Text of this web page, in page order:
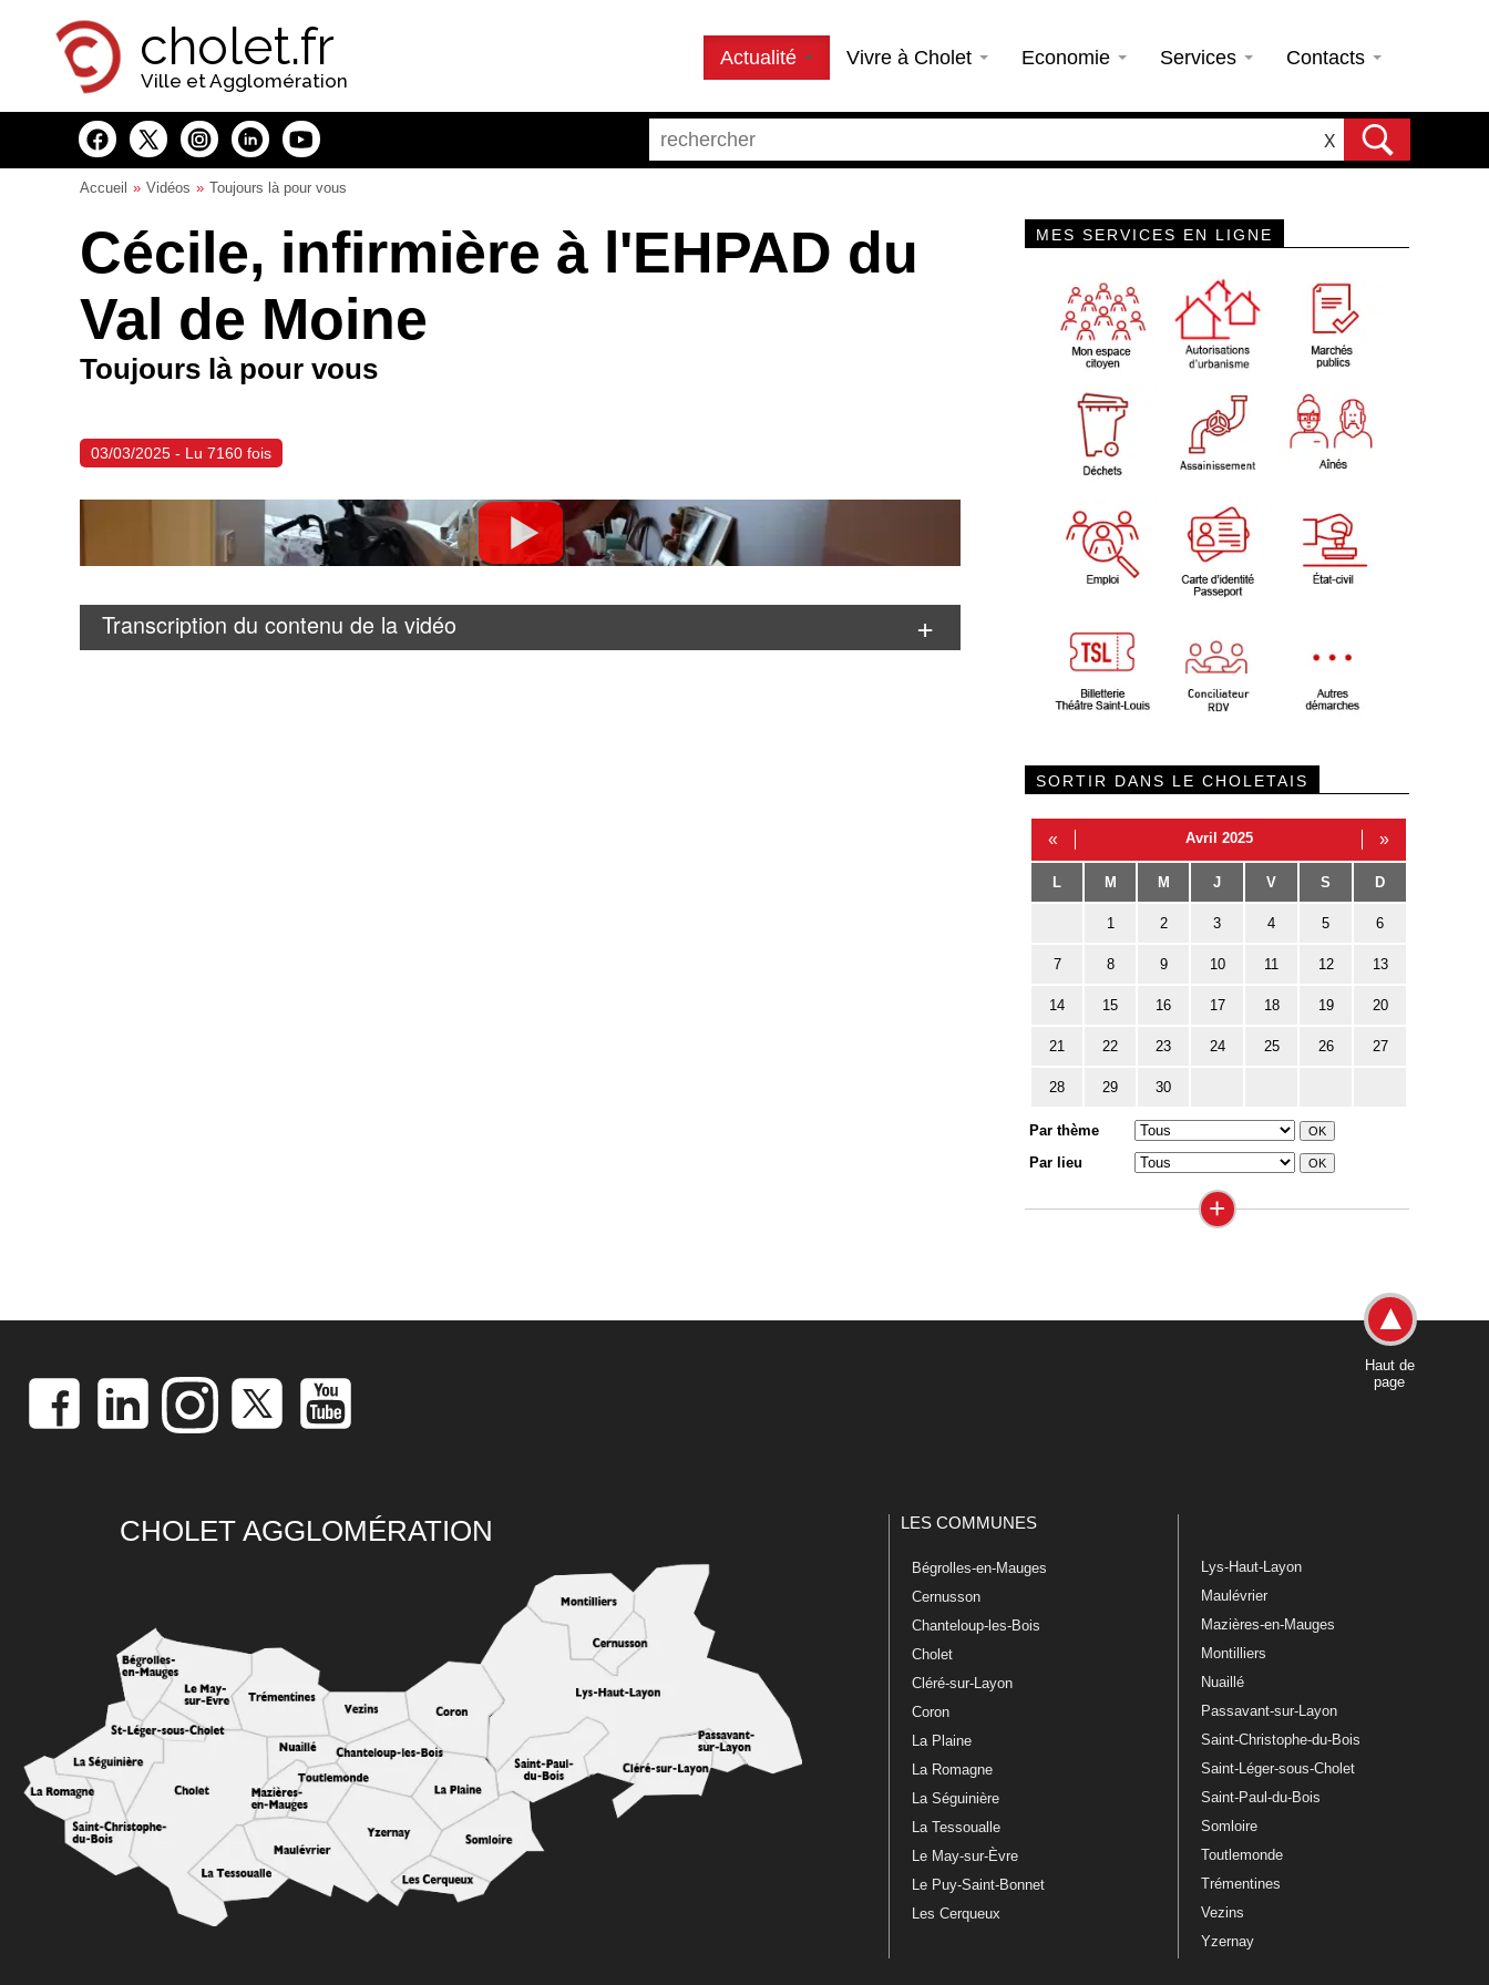
cholet.fr
Ville et Agglomération
Actualité Vivre à Cholet Economie Services Contacts
X
Accueil Vidéos Toujours là pour vous
Cécile, infirmière à l'EHPAD du
Val de Moine
Toujours là pour vous
03/03/2025 - Lu 7160 fois
Transcription du contenu de la vidéo
MES SERVICES EN LIGNE
SORTIR DANS LE CHOLETAIS
« Avril 2025 »
L M M J V S D
1 2 3 4 5 6
7 8 9 10 11 12 13
14 15 16 17 18 19 20
21 22 23 24 25 26 27
28 29 30
Par thème
Par lieu
+
Haut de
page
CHOLET AGGLOMÉRATION LES COMMUNES
Bégrolles-en-Mauges
Cernusson
Chanteloup-les-Bois
Cholet
Cléré-sur-Layon
Coron
La Plaine
La Romagne
La Séguinière
La Tessoualle
Le May-sur-Èvre
Le Puy-Saint-Bonnet
Les Cerqueux
Lys-Haut-Layon
Maulévrier
Mazières-en-Mauges
Montilliers
Nuaillé
Passavant-sur-Layon
Saint-Christophe-du-Bois
Saint-Léger-sous-Cholet
Saint-Paul-du-Bois
Somloire
Toutlemonde
Trémentines
Vezins
Yzernay